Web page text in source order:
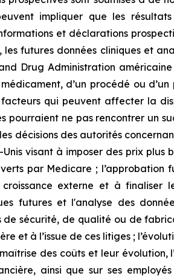
impliquer que les
et déclarations
futures données cliniques et
Drug Administration
d’un procédé ou
qui peuvent affecter la
ne pas rencontrer un
décisions des autorités
visant à imposer des prix plus
par Medicare ; l’approbation
externe et à finaliser
futures et l'analyse des
sécurité, de qualité ou de
et à l’issue de ces litiges ;
des coûts et leur évolution,
ainsi que sur ses